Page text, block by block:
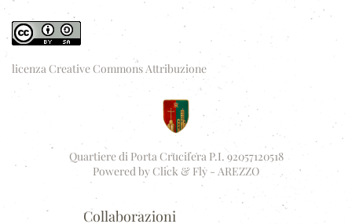
licenza Creative Commons Attribuzione
Quartiere di Porta Crucifera P.I. 92057120518
Powered byClick & Fly - AREZZO
Collaborazioni